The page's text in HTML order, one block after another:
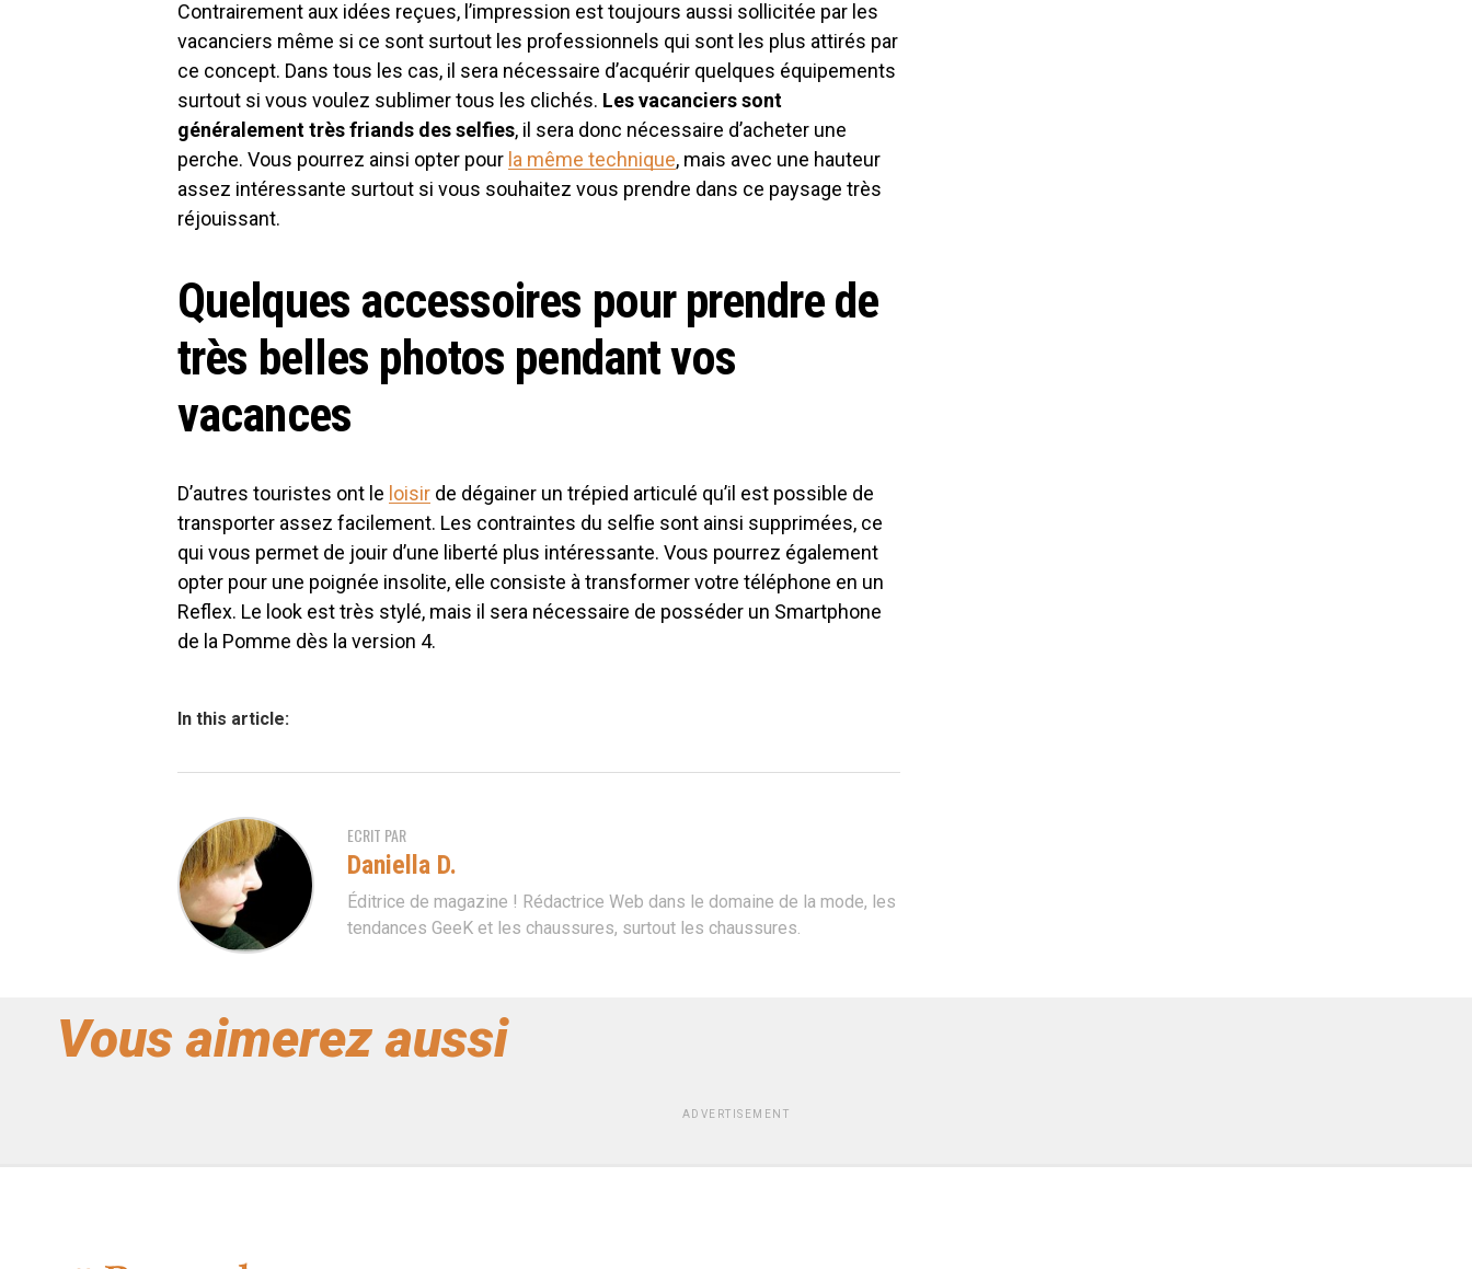
Contrairement aux idées reçues, l’impression est toujours aussi sollicitée par les
vacanciers même si ce sont surtout les professionnels qui sont les plus attirés par
ce concept. Dans tous les cas, il sera nécessaire d’acquérir quelques équipements
surtout si vous voulez sublimer tous les clichés. Les vacanciers sont
généralement très friands des selfies, il sera donc nécessaire d’acheter une
perche. Vous pourrez ainsi opter pour la même technique, mais avec une hauteur
assez intéressante surtout si vous souhaitez vous prendre dans ce paysage très
réjouissant.
Quelques accessoires pour prendre de
très belles photos pendant vos
vacances
D’autres touristes ont le loisir de dégainer un trépied articulé qu’il est possible de
transporter assez facilement. Les contraintes du selfie sont ainsi supprimées, ce
qui vous permet de jouir d’une liberté plus intéressante. Vous pourrez également
opter pour une poignée insolite, elle consiste à transformer votre téléphone en un
Reflex. Le look est très stylé, mais il sera nécessaire de posséder un Smartphone
de la Pomme dès la version 4.
In this article:
ECRIT PAR
Daniella D.
Éditrice de magazine ! Rédactrice Web dans le domaine de la mode, les
tendances GeeK et les chaussures, surtout les chaussures.
Vous aimerez aussi
ADVERTISEMENT